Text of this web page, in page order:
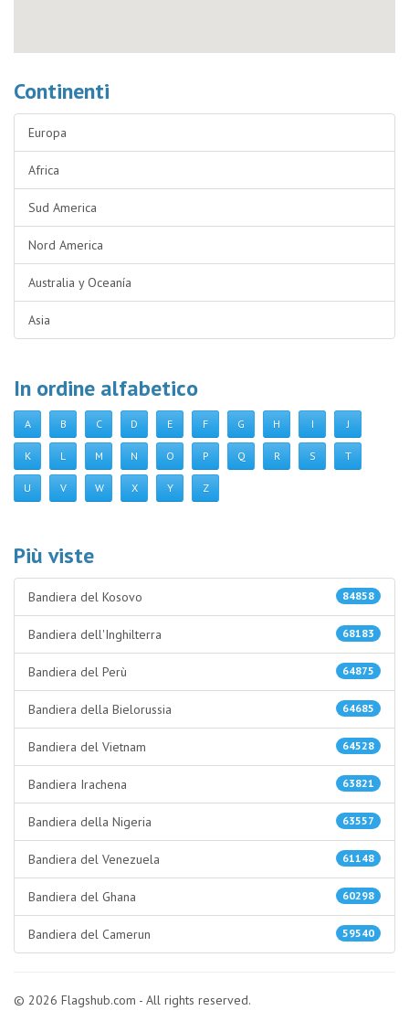
Continenti
Europa
Africa
Sud America
Nord America
Australia y Oceanía
Asia
In ordine alfabetico
A B C D E F G H I J
K L M N O P Q R S T
U V W X Y Z
Più viste
84858
Bandiera del Kosovo
68183
Bandiera dell'Inghilterra
64875
Bandiera del Perù
64685
Bandiera della Bielorussia
64528
Bandiera del Vietnam
63821
Bandiera Irachena
63557
Bandiera della Nigeria
61148
Bandiera del Venezuela
60298
Bandiera del Ghana
59540
Bandiera del Camerun
© 2026 Flagshub.com - All rights reserved.